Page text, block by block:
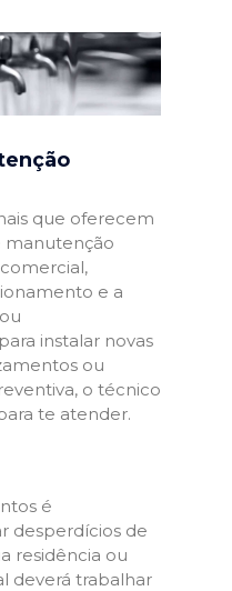
que oferecem
manutenção
e a
instalar novas
ou
o técnico
te atender.
é
desperdícios de
residência ou
deverá trabalhar